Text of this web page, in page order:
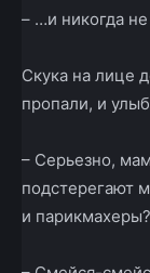
– …и никогда
Скука на лице
пропали, и
– Серьезно,
подстерегают
и парикмахеры?